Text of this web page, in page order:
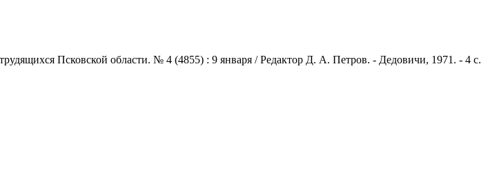
Псковской области. № 4 (4855) : 9 января / Редактор Д. А. Петров. - Дедовичи, 1971. - 4 с.